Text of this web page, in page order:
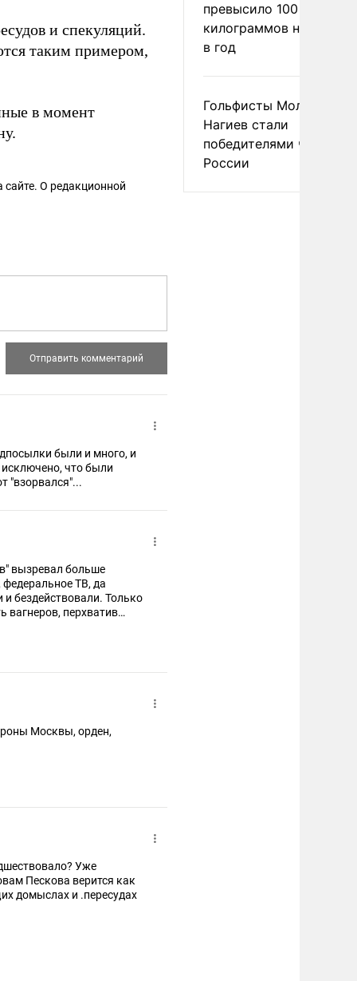
и спекуляций.
таким примером,
в момент
сайте. О редакционной
были и много, и
что были
"взорвался"...
вызревал больше
ТВ, да
бездействовали. Только
вагнеров, перхватив
проще говоря,
Москвы, орден,
Уже
Пескова верится как
домыслах и .пересудах
превысило 100
килограммов на
в год
Гольфисты
Нагиев стали
победителями
России